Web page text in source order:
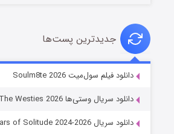
خاندان اژدها فصل ۳
جدیدترین پست‌ها
دانلود فیلم سول‌میت Soulm8te 2026
دانلود سریال وستی‌ها The Westies 2026
دانلود سریال One Hundred Years of Solitude 2024-2026